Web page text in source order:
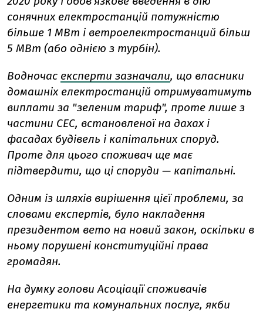
сонячних електростанцій потужністю
більше 1 МВт і ветроелектростанций більш
5 МВт (або однією з турбін).
Водночас експерти зазначали, що власники
домашніх електростанцій отримуватимуть
виплати за "зеленим тариф", проте лише з
частини СЕС, встановленої на дахах і
фасадах будівель і капітальних споруд.
Проте для цього споживач ще має
підтвердити, що ці споруди — капітальні.
Одним із шляхів вирішення цієї проблеми, за
словами експертів, було накладення
президентом вето на новий закон, оскільки в
ньому порушені конституційні права
громадян.
На думку голови Асоціації споживачів
енергетики та комунальних послуг, якби